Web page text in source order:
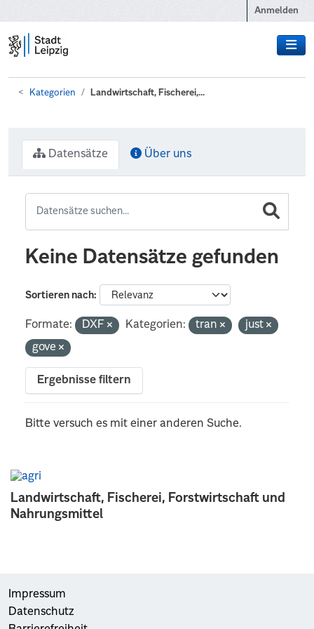
Anmelden
Kategorien Landwirtschaft, Fischerei,...
Landwirtschaft, Fischerei, Forstwirtschaft und
Nahrungsmittel
Datensätze Über uns
Keine Datensätze gefunden
Sortieren nach
Formate: DXF Kategorien: tran
just
gove
Ergebnisse filtern
Bitte versuch es mit einer anderen Suche.
Impressum
Datenschutz